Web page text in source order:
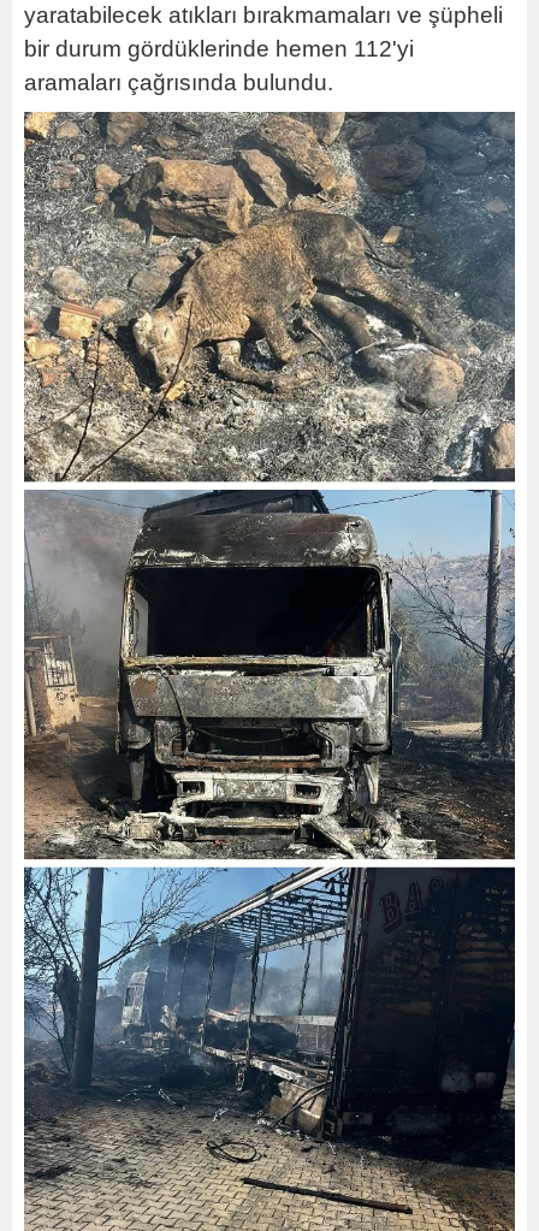
yaratabilecek atıkları bırakmamaları ve şüpheli
bir durum gördüklerinde hemen 112'yi
aramaları çağrısında bulundu.